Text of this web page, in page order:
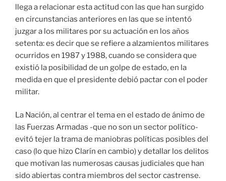
llega a relacionar esta actitud con las que han surgido
en circunstancias anteriores en las que se intentó
juzgar a los militares por su actuación en los años
setenta: es decir que se refiere a alzamientos militares
ocurridos en 1987 y 1988, cuando se considera que
existió la posibilidad de un golpe de estado, en la
medida en que el presidente debió pactar con el poder
militar.
La Nación, al centrar el tema en el estado de ánimo de
las Fuerzas Armadas -que no son un sector político-
evitó tejer la trama de maniobras políticas posibles del
caso (lo que hizo Clarín en cambio) y detallar los delitos
que motivan las numerosas causas judiciales que han
sido abiertas contra miembros del sector castrense.